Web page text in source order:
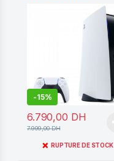
-15%
6.790,00 DH
7.999,00DH
❌ RUPTURE DE STOCK